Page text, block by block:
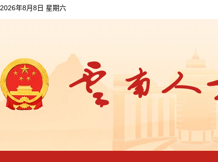
2026年8月8日 星期六